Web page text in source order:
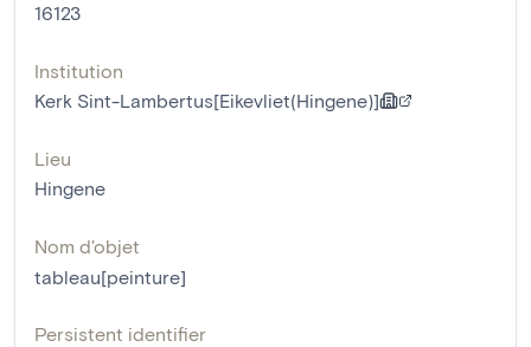
16123
Institution
Kerk Sint-Lambertus[Eikevliet(Hingene)]
Lieu
Hingene
Nom d'objet
tableau[peinture]
Persistent identifier